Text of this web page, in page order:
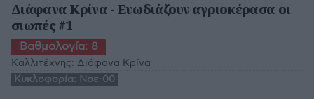
Διάφανα Κρίνα - Ευωδιάζουν αγριοκέρασα οι
σιωπές #1
Βαθμολογία: 8
Καλλιτέχνης: Διάφανα Κρίνα
Κυκλοφορία: Νοε-00